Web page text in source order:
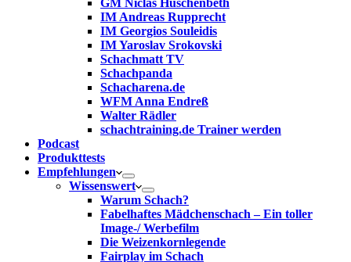
GM Niclas Huschenbeth
IM Andreas Rupprecht
IM Georgios Souleidis
IM Yaroslav Srokovski
Schachmatt TV
Schachpanda
Schacharena.de
WFM Anna Endreß
Walter Rädler
schachtraining.de Trainer werden
Podcast
Produkttests
Empfehlungen
Wissenswert
Warum Schach?
Fabelhaftes Mädchenschach – Ein toller
Image-/ Werbefilm
Die Weizenkornlegende
Fairplay im Schach